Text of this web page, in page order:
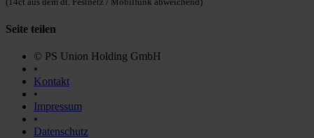
Seite teilen
© PS Union Holding GmbH
•
Kontakt
•
Impressum
•
Datenschutz